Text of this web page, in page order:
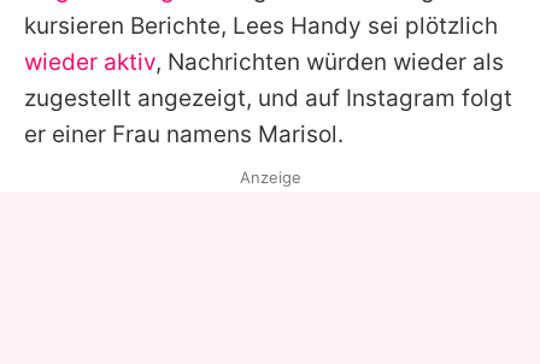
kursieren Berichte, Lees Handy sei plötzlich
wieder aktiv, Nachrichten würden wieder als
zugestellt angezeigt, und auf Instagram folgt
er einer Frau namens Marisol.
Anzeige